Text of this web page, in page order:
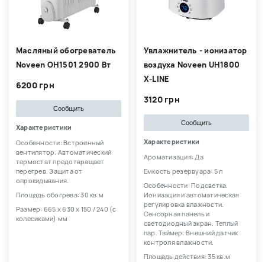
Масляный обогреватель
Noveen OH1501 2900 Вт
6200 грн
Сообщить
Характеристики
Особенности: Встроенный
вентилятор. Автоматический
термостат предотвращает
перегрев. Защита от
опрокидывания.
Площадь обогрева: 30 кв.м
Размер: 665 х 630 х 150 / 240 (с
колесиками) мм
Увлажнитель - ионизатор
воздуха Noveen UH1800
X-LINE
3120 грн
Сообщить
Характеристики
Ароматизация: Да
Емкость резервуара: 5 л
Особенности: Подсветка.
Ионизация и автоматическая
регулировка влажности.
Сенсорная панель и
светодиодный экран. Теплый
пар. Таймер. Внешний датчик
контроля влажности.
Площадь действия: 35 кв.м